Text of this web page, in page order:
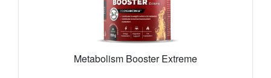
Metabolism Booster Extreme